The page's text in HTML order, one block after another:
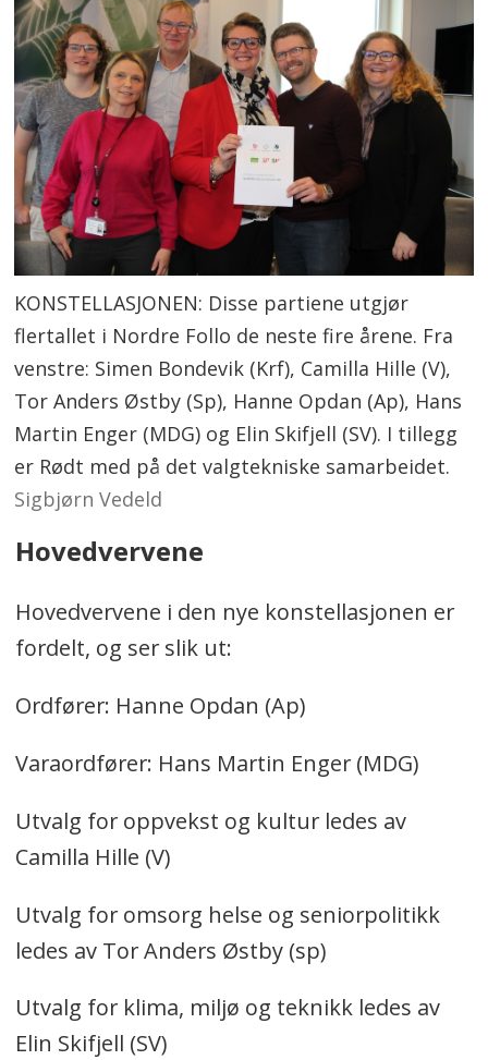
KONSTELLASJONEN: Disse partiene utgjør
flertallet i Nordre Follo de neste fire årene. Fra
venstre: Simen Bondevik (Krf), Camilla Hille (V),
Tor Anders Østby (Sp), Hanne Opdan (Ap), Hans
Martin Enger (MDG) og Elin Skifjell (SV). I tillegg
er Rødt med på det valgtekniske samarbeidet.
Sigbjørn Vedeld
Hovedvervene
Hovedvervene i den nye konstellasjonen er
fordelt, og ser slik ut:
Ordfører: Hanne Opdan (Ap)
Varaordfører: Hans Martin Enger (MDG)
Utvalg for oppvekst og kultur ledes av
Camilla Hille (V)
Utvalg for omsorg helse og seniorpolitikk
ledes av Tor Anders Østby (sp)
Utvalg for klima, miljø og teknikk ledes av
Elin Skifjell (SV)